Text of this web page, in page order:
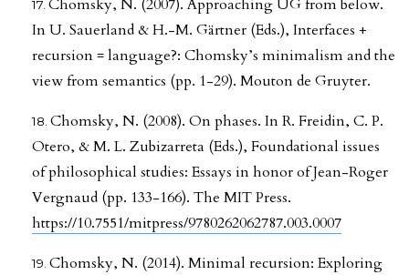
Chomsky, N. (2007). Approaching UG from below.
In U. Sauerland & H.-M. Gärtner (Eds.), Interfaces +
recursion = language?: Chomsky’s minimalism and the
view from semantics (pp. 1-29). Mouton de Gruyter.
Chomsky, N. (2008). On phases. In R. Freidin, C. P.
Otero, & M. L. Zubizarreta (Eds.), Foundational issues
of philosophical studies: Essays in honor of Jean-Roger
Vergnaud (pp. 133-166). The MIT Press.
https://10.7551/mitpress/9780262062787.003.0007
Chomsky, N. (2014). Minimal recursion: Exploring